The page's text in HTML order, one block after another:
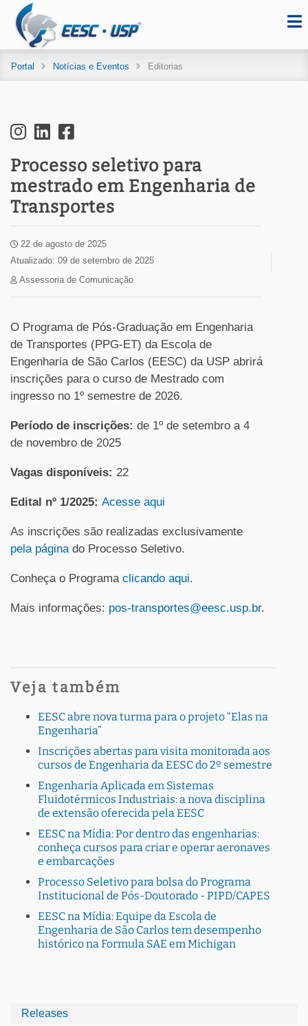
Portal Notícias e Eventos Editorias
Processo seletivo para
mestrado em Engenharia de
Transportes
22 de agosto de 2025
Atualizado: 09 de setembro de 2025
Assessoria de Comunicação
O Programa de Pós-Graduação em Engenharia
de Transportes (PPG-ET) da Escola de
Engenharia de São Carlos (EESC) da USP abrirá
inscrições para o curso de Mestrado com
ingresso no 1º semestre de 2026.
Período de inscrições: de 1º de setembro a 4
de novembro de 2025
Vagas disponíveis: 22
Edital nº 1/2025: Acesse aqui
As inscrições são realizadas exclusivamente
pela páginado Processo Seletivo.
Conheça o Programa clicando aqui.
Mais informações: pos-transportes@eesc.usp.br.
Veja também
EESC abre nova turma para o projeto “Elas na
Engenharia”
Inscrições abertas para visita monitorada aos
cursos de Engenharia da EESC do 2º semestre
Engenharia Aplicada em Sistemas
Fluidotérmicos Industriais: a nova disciplina
de extensão oferecida pela EESC
EESC na Mídia: Por dentro das engenharias:
conheça cursos para criar e operar aeronaves
e embarcações
Processo Seletivo para bolsa do Programa
Institucional de Pós-Doutorado - PIPD/CAPES
EESC na Mídia: Equipe da Escola de
Engenharia de São Carlos tem desempenho
histórico na Formula SAE em Michigan
Releases